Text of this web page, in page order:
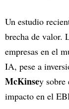
Un estudio
brecha de valor.
empresas en el
IA, pese a
McKinsey sobre
impacto en el